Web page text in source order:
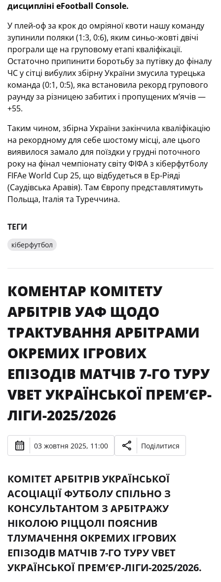
дисципліні eFootball Console.
У плей-оф за крок до омріяної квоти нашу команду
зупинили поляки (1:3, 0:6), яким синьо-жовті двічі
програли ще на груповому етапі кваліфікації.
Остаточно припинити боротьбу за путівку до фіналу
ЧС у сітці вибулих збірну України змусила турецька
команда (0:1, 0:5), яка встановила рекорд групового
раунду за різницею забитих і пропущених м’ячів —
+55.
Таким чином, збірна України закінчила кваліфікацію
на рекордному для себе шостому місці, але цього
виявилося замало для поїздки у грудні поточного
року на фінал чемпіонату світу ФІФА з кіберфутболу
FIFAe World Cup 25, що відбудеться в Ер-Ріяді
(Саудівська Аравія). Там Європу представлятимуть
Польща, Італія та Туреччина.
ТЕГИ
кіберфутбол
КОМЕНТАР КОМІТЕТУ
АРБІТРІВ УАФ ЩОДО
ТРАКТУВАННЯ АРБІТРАМИ
ОКРЕМИХ ІГРОВИХ
ЕПІЗОДІВ МАТЧІВ 7-ГО ТУРУ
VBET УКРАЇНСЬКОЇ ПРЕМʼЄР-
ЛІГИ-2025/2026
03 жовтня 2025, 11:00 Поділитися
КОМІТЕТ АРБІТРІВ УКРАЇНСЬКОЇ
АСОЦІАЦІЇ ФУТБОЛУ СПІЛЬНО З
КОНСУЛЬТАНТОМ З АРБІТРАЖУ
НІКОЛОЮ РІЦЦОЛІ ПОЯСНИВ
ТЛУМАЧЕННЯ ОКРЕМИХ ІГРОВИХ
ЕПІЗОДІВ МАТЧІВ 7-ГО ТУРУ VBET
УКРАЇНСЬКОЇ ПРЕМʼЄР-ЛІГИ-2025/2026.